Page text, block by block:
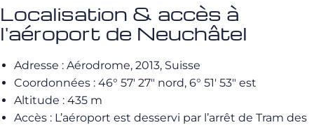
Localisation & accès à
l'aéroport de Neuchâtel
Adresse : Aérodrome, 2013, Suisse
Coordonnées : 46° 57′ 27″ nord, 6° 51′ 53″ est
Altitude : 435 m
Accès : L’aéroport est desservi par l’arrêt de Tram des